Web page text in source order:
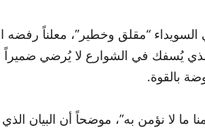
“مقلق وخطير”، معلناً
يُسفك في الشوارع لا يُرضي ضميراً
بالقوة.
لا نؤمن به”، موضحاً أن البيان الذي